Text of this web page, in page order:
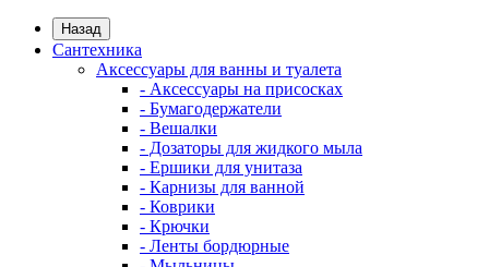
Назад
Сантехника
Аксессуары для ванны и туалета
- Аксессуары на присосках
- Бумагодержатели
- Вешалки
- Дозаторы для жидкого мыла
- Ершики для унитаза
- Карнизы для ванной
- Коврики
- Крючки
- Ленты бордюрные